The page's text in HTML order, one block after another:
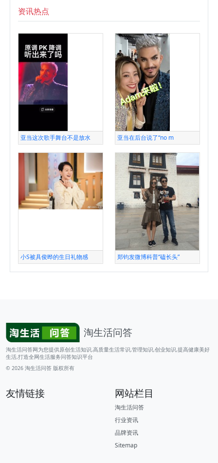
资讯热点
亚当这次歌手舞台不是放水 亚当在后台说了“no m
小S被具俊晔的生日礼物感 郑钧发微博科普“磕长头”
淘生活问答
淘生活问答网为您提供原创生活知识,高质量生活常识,管理知识,创业知识,提高健康美好
生活,打造全网生活服务问答知识平台
© 2026 淘生活问答 版权所有
友情链接 网站栏目
淘生活问答
行业资讯
品牌资讯
Sitemap